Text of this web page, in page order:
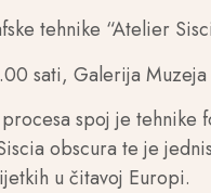
tehnike “Atelier
sati, Galerija Muzeja
spoj je tehnike
obscura te je
u čitavoj Europi.